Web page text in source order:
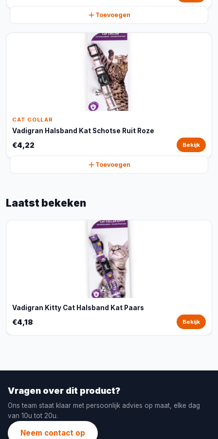
Toevoegen
CAT COLLAR
Vadigran Halsband Kat Schotse Ruit Roze
€4,22 Bekijk
Toevoegen
Laatst bekeken
Vadigran Kitty Cat Halsband Kat Paars
€4,18 Bekijk
Vragen over dit product?
Ons team staat klaar met persoonlijk advies op maat, elke dag
van 10u tot 20u.
Neem contact op